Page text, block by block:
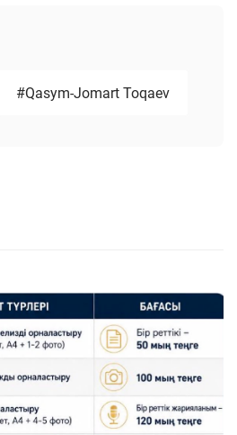
#Qasym-Jomart Toqaev